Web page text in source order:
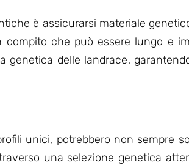
è assicurarsi materiale
compito che può essere lungo e
genetica delle landrace,
unici, potrebbero non sempre
una selezione genetica